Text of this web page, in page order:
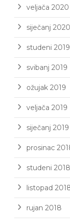
veljača 2020
siječanj 2020
studeni 2019
svibanj 2019
ožujak 2019
veljača 2019
siječanj 2019
prosinac
studeni 2018
listopad
rujan 2018